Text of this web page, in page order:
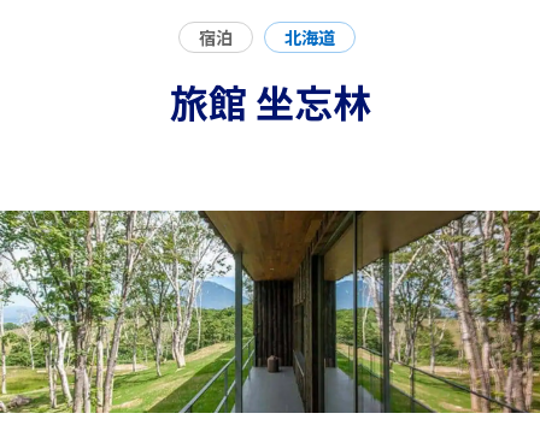
行き先
旅のお役立ち情報
宿泊 北海道
旅館 坐忘林